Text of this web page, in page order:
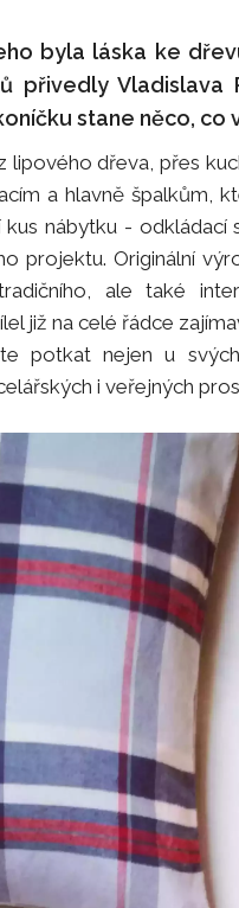
byla láska ke
přivedly
stane něco, co
lipového dřeva, přes
a hlavně špalkům,
nábytku -
projektu. Originální
ale také
již na celé řádce
potkat nejen u
i veřejných